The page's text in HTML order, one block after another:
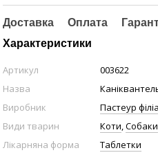
Доставка Оплата
Характеристики
Артикул
003622
Назва
Виробник
Пастеур
Види тварин
Коти,Собаки
Лікарняна форма
Таблетки